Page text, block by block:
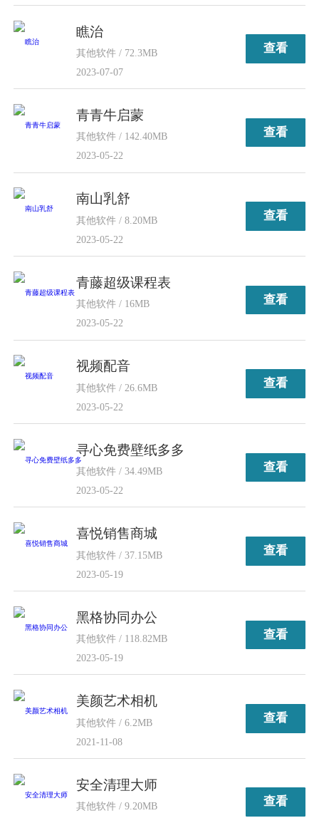
瞧治
其他软件 / 72.3MB
2023-07-07
查看
青青牛启蒙
其他软件 / 142.40MB
2023-05-22
查看
南山乳舒
其他软件 / 8.20MB
2023-05-22
查看
青藤超级课程表
其他软件 / 16MB
2023-05-22
查看
视频配音
其他软件 / 26.6MB
2023-05-22
查看
寻心免费壁纸多多
其他软件 / 34.49MB
2023-05-22
查看
喜悦销售商城
其他软件 / 37.15MB
2023-05-19
查看
黑格协同办公
其他软件 / 118.82MB
2023-05-19
查看
美颜艺术相机
其他软件 / 6.2MB
2021-11-08
查看
安全清理大师
其他软件 / 9.20MB 查看